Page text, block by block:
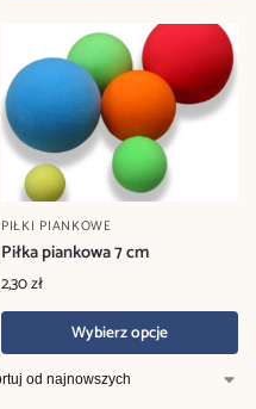
PIŁKI PIANKOWE
Piłka piankowa 7 cm
2,30zł
Wybierz opcje